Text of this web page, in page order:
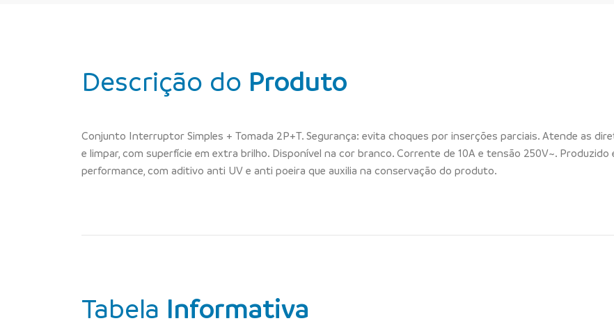
Descrição do Produto
Conjunto Interruptor Simples + Tomada 2P+T. Segurança: evita choques por inserções parciais. Atende as
e limpar, com superfície em extra brilho. Disponível na cor branco. Corrente de 10A e tensão 250V~.
performance, com aditivo anti UV e anti poeira que auxilia na conservação do produto.
Tabela Informativa